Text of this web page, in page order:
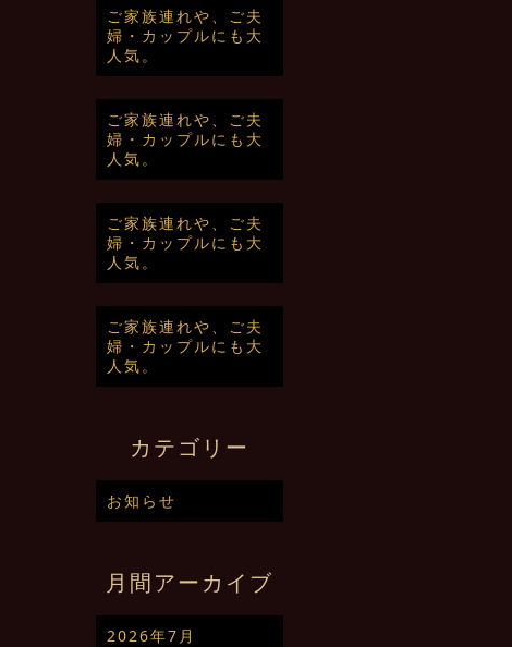
ご家族連れや、ご夫
婦・カップルにも大
人気。
ご家族連れや、ご夫
婦・カップルにも大
人気。
ご家族連れや、ご夫
婦・カップルにも大
人気。
ご家族連れや、ご夫
婦・カップルにも大
人気。
カテゴリー
お知らせ
月間アーカイブ
2026年7月